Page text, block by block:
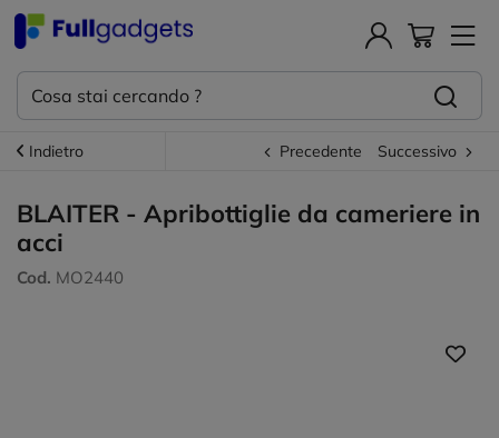
Indietro Precedente Successivo
BLAITER - Apribottiglie da cameriere in
acci
Cod. MO2440